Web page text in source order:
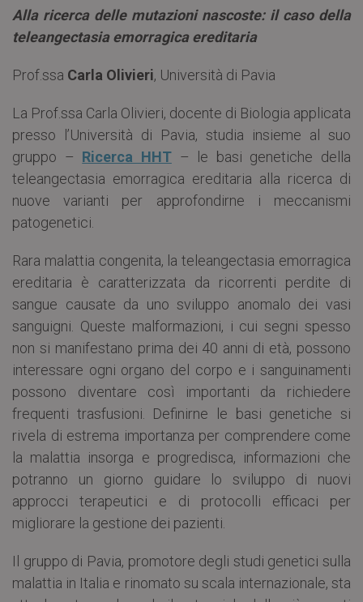
Alla ricerca delle mutazioni nascoste: il caso della
teleangectasia emorragica ereditaria
Prof.ssa Carla Olivieri, Università di Pavia
La Prof.ssa Carla Olivieri, docente di Biologia applicata
presso l’Università di Pavia, studia insieme al suo
gruppo – Ricerca HHT– le basi genetiche della
teleangectasia emorragica ereditaria alla ricerca di
nuove varianti per approfondirne i meccanismi
patogenetici.
Rara malattia congenita, la teleangectasia emorragica
ereditaria è caratterizzata da ricorrenti perdite di
sangue causate da uno sviluppo anomalo dei vasi
sanguigni. Queste malformazioni, i cui segni spesso
non si manifestano prima dei 40 anni di età, possono
interessare ogni organo del corpo e i sanguinamenti
possono diventare così importanti da richiedere
frequenti trasfusioni. Definirne le basi genetiche si
rivela di estrema importanza per comprendere come
la malattia insorga e progredisca, informazioni che
potranno un giorno guidare lo sviluppo di nuovi
approcci terapeutici e di protocolli efficaci per
migliorare la gestione dei pazienti.
Il gruppo di Pavia, promotore degli studi genetici sulla
malattia in Italia e rinomato su scala internazionale, sta